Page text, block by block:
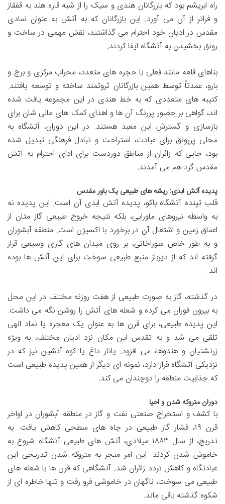
راه ابریشم بود که بازرگانان هندی و سیک را از شبه قاره هند به قفقاز
و فراتر از آن می آورد. این بازرگانان که به آتش به عنوان نمادی
مقدس در ادیان خود احترام می گذاشتند، نقش مهمی در ساخت و
رونق بخشیدن به آتشگاه ایفا کردند.
بناهای قلعه مانند فعلی با حجره های متعدد، محراب مرکزی و برج و
بارو، عمدتاً توسط همین بازرگانان ثروتمند ساخته و توسعه یافتند.
کتیبه های متعددی که به خط هندی در این مجموعه یافت شده
اند، گواهی بر حضور پررنگ آن ها و اهدای کمک های مالی شان برای
بازسازی و گسترش این معبد هستند. در این دوران، آتشگاه به
محلی پررونق برای عبادت، استراحت و تبادل فرهنگی تبدیل شده
بود، جایی که زائران از مناطق دوردست برای ادای احترام به آتش
مقدس گرد هم می آمدند.
پدیده آتش ابدی: ریشه های طبیعی یک باور مقدس
قلب تپنده آتشگاه باکو، پدیده آتش ابدی آن است. این پدیده نه
به واسطه نیروهای ماورایی، بلکه نتیجه خروج طبیعی گاز متان از
اعماق زمین و اشتعال آن در برخورد با اکسیژن است. منطقه آبشوران
و به طور خاص سوراخانی، بر روی میدان های گازی وسیعی قرار
گرفته اند که از دیرباز منبع طبیعی سوخت برای این آتش ها بوده
اند.
در گذشته، گاز به صورت طبیعی از هفت روزنه مختلف در این محل
به بیرون فوران می کرده و شعله های آتش را روشن نگه می داشت.
این پدیده طبیعی، برای قرن ها به عنوان یک معجزه یا نماد الهی
تلقی می شد و به تقدس این مکان نزد ادیان مختلف، به ویژه
زرتشتیان و هندوها، می افزود. یانار داغ یا کوه آتشین نیز که در
نزدیکی آتشگاه قرار دارد، نمونه ای دیگر از همین پدیده طبیعی است
که جذابیت منطقه را دوچندان می کند.
دوران متروکه شدن و احیا
با کشف و استخراج صنعتی نفت و گاز در منطقه آبشوران در اواخر
قرن ۱۹، فشار گاز طبیعی در چاه های سطحی کاهش یافت. به
تدریج، از سال ۱۸۸۳ میلادی، آتش های طبیعی آتشگاه شروع به
خاموش شدن کردند. این امر منجر به متروکه شدن تدریجی این
عبادتگاه و کاهش تردد زائران شد. آتشگاهی که قرن ها با شعله های
طبیعی می سوخت، ناگهان در خاموشی فرو رفت و تنها خاطره ای از
شکوه گذشته باقی ماند.